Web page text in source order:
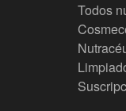
Todos